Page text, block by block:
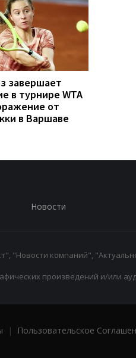
завершает
в турнире WTA
от
в Варшаве
Новости
"Новости компаний",
произведений и/или
| Пользовательское